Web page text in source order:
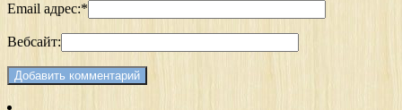
Email адрес:*
Вебсайт: